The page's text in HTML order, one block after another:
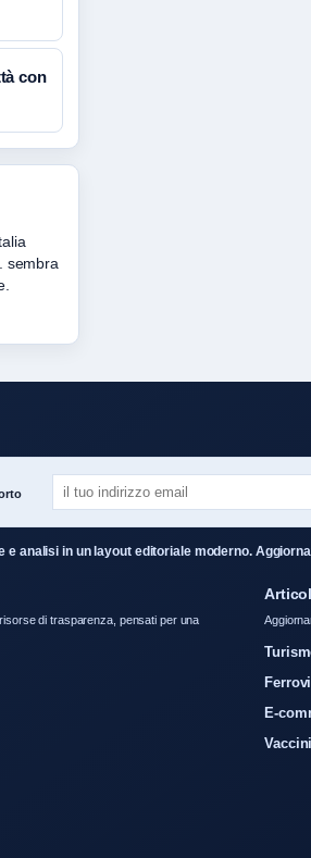
con
sembra
e analisi in un layout editoriale moderno.
di trasparenza, pensati per una
E-